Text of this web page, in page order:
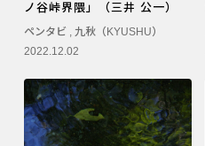
PENTAX K-1 Mark II
PENTAX KP
PENTAX 645Z
ノ谷峠界隈」（三井 公一）
ペンタビ , 九秋（KYUSHU）
2022.12.02